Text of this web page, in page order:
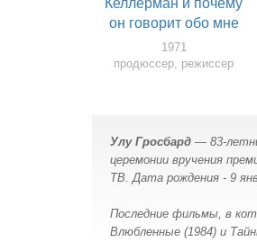
он говорит обо мне
ужасные вещи?
1971
продюссер, режиссер
Улу Гросбард — 83-
церемонии вручения
ТВ. Дата рождения - 9
Последние фильмы, в
Влюбленные (1984) и